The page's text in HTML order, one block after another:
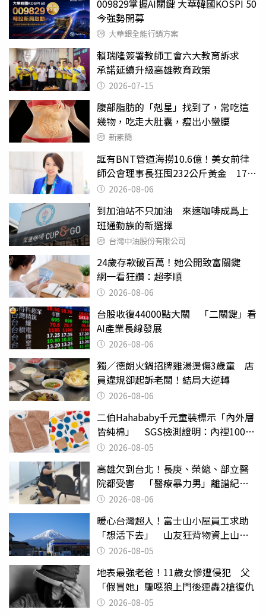
009829掌握AI關鍵 大華韓國KOSPI 50
今強勢開募
大華銀全能行銷方案
賴瑞隆簽署教師工會六大教育訴求
承諾延續升級高雄教育政策
2026-07-15
腹部脂肪的「剋星」找到了，常吃這
幾物，吃走大肚囊，瘦出小蠻腰
新素簡
誆有BNT管道海撈10.6億！美女前律
師公會理事長狂囤232公斤黃金 17人
遭起訴
2026-08-06
到加油站不只加油 來速咖啡成爲上
班通勤族的新選擇
台灣中油股份有限公司
24歲存款破百萬！她公開致富關鍵
網一看狂讚：超孝順
2026-08-06
台股收復44000點大關 「二關鍵」看
AI產業長線發展
2026-08-06
獨／德朗火鍋招牌雞湯燙傷3歲童 店
員違規卻起訴老闆！結局大逆轉
2026-08-06
二伯Hahababy千元童裝標示「內外層
皆純棉」 SGS檢測證明：內裡100%
聚酯纖維
2026-08-05
高雄欠到台北！長庚、榮總、部立醫
院都受害 「醫療暴力男」離譜紀錄
曝光2026-08-06
暖心台灣超人！富士山小屋員工求助
「想活下去」 山友狂背物資上山：
台灣真的是寶島
2026-08-05
地表最強老爸！11歲女慘遭侵犯 父
「假冒她」騙噁狼上門後連轟2槍復仇
2026-08-05